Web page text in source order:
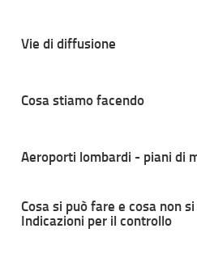
Vie di diffusione
Cosa stiamo facendo
Aeroporti lombardi - piani di
Cosa si può fare e cosa non
Indicazioni per il controllo